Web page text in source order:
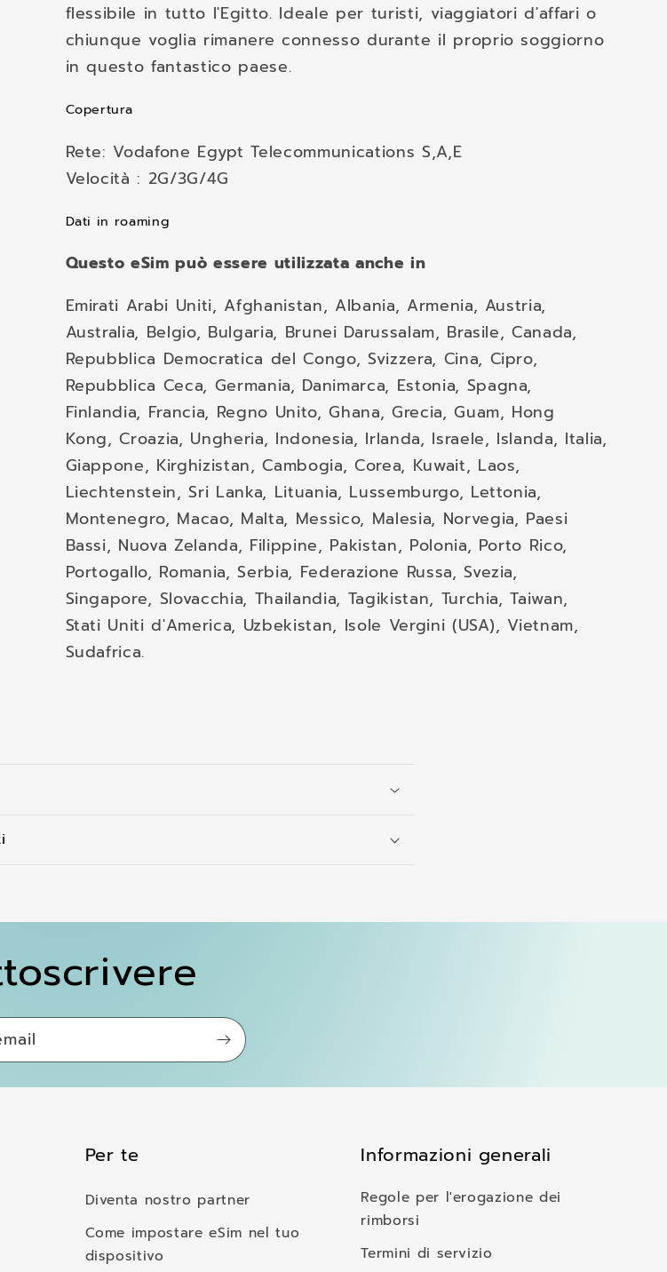
flessibile in tutto l'Egitto. Ideale per turisti, viaggiatori d'affari o
chiunque voglia rimanere connesso durante il proprio soggiorno
in questo fantastico paese.
Copertura
Rete: Vodafone Egypt Telecommunications S,A,E
Velocità : 2G/3G/4G
Dati in roaming
Questo eSim può essere utilizzata anche in
Emirati Arabi Uniti, Afghanistan, Albania, Armenia, Austria,
Australia, Belgio, Bulgaria, Brunei Darussalam, Brasile, Canada,
Repubblica Democratica del Congo, Svizzera, Cina, Cipro,
Repubblica Ceca, Germania, Danimarca, Estonia, Spagna,
Finlandia, Francia, Regno Unito, Ghana, Grecia, Guam, Hong
Kong, Croazia, Ungheria, Indonesia, Irlanda, Israele, Islanda, Italia,
Giappone, Kirghizistan, Cambogia, Corea, Kuwait, Laos,
Liechtenstein, Sri Lanka, Lituania, Lussemburgo, Lettonia,
Montenegro, Macao, Malta, Messico, Malesia, Norvegia, Paesi
Bassi, Nuova Zelanda, Filippine, Pakistan, Polonia, Porto Rico,
Portogallo, Romania, Serbia, Federazione Russa, Svezia,
Singapore, Slovacchia, Thailandia, Tagikistan, Turchia, Taiwan,
Stati Uniti d'America, Uzbekistan, Isole Vergini (USA), Vietnam,
Sudafrica.
Per te
Diventa nostro partner
Come impostare eSim nel tuo
dispositivo
Informazioni generali
Regole per l'erogazione dei
rimborsi
Termini di servizio